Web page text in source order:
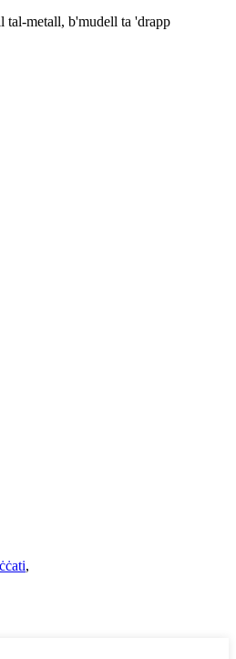
metall, b'mudell ta 'drapp
,